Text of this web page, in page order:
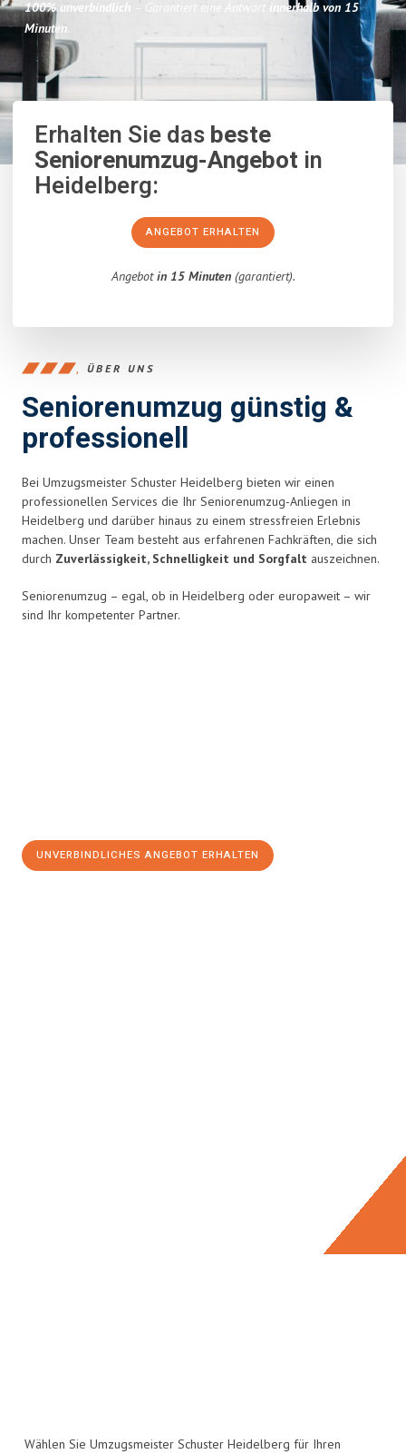
100% unverbindlich – Garantiert eine Antwort innerhalb von 15
Minuten.
Erhalten Sie dasbeste
Seniorenumzug-Angebot in
Heidelberg:
ANGEBOT ERHALTEN
Angebotin 15 Minuten(garantiert).
ÜBER UNS
Seniorenumzug günstig &
professionell
Bei Umzugsmeister Schuster Heidelberg bieten wir einen
professionellen Services die Ihr Seniorenumzug-Anliegen in
Heidelberg und darüber hinaus zu einem stressfreien Erlebnis
machen. Unser Team besteht aus erfahrenen Fachkräften, die sich
durch Zuverlässigkeit, Schnelligkeit und Sorgfalt auszeichnen.
Seniorenumzug – egal, ob in Heidelberg oder europaweit – wir
sind Ihr kompetenter Partner.
UNVERBINDLICHES ANGEBOT ERHALTEN
Wählen Sie Umzugsmeister Schuster Heidelberg für Ihren